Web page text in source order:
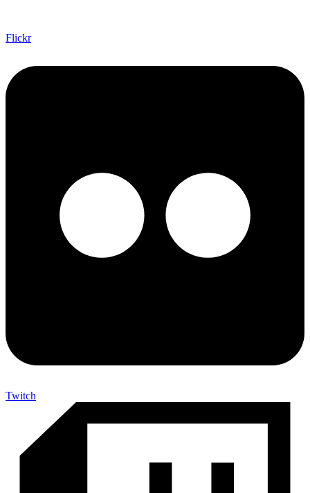
Flickr
Twitch